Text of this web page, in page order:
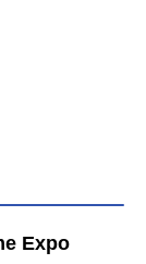
Expo